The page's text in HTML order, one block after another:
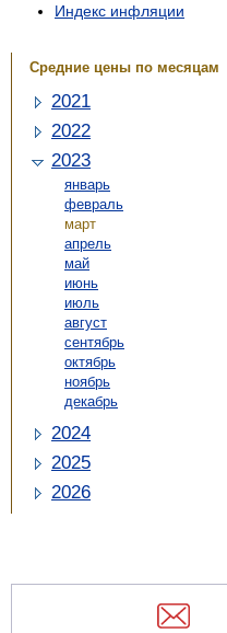
Индекс инфляции
Средние цены по месяцам
2021
2022
2023
январь
февраль
март
апрель
май
июнь
июль
август
сентябрь
октябрь
ноябрь
декабрь
2024
2025
2026